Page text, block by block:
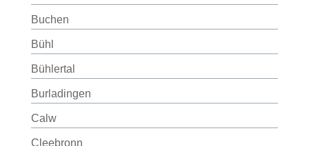
Buchen
Bühl
Bühlertal
Burladingen
Calw
Cleebronn